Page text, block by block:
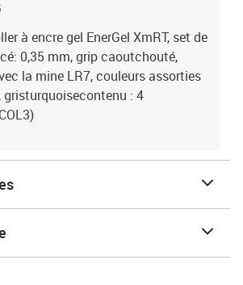
à encre gel EnerGel XmRT, set de
0,35 mm, grip caoutchouté,
la mine LR7, couleurs assorties
gristurquoisecontenu : 4